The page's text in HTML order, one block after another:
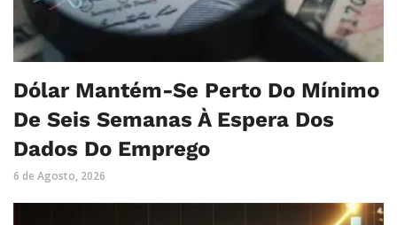
Dólar Mantém-Se Perto Do Mínimo
De Seis Semanas À Espera Dos
Dados Do Emprego
6 de Agosto, 2026